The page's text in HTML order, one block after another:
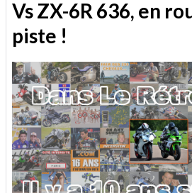
Vs ZX-6R 636, en
piste !